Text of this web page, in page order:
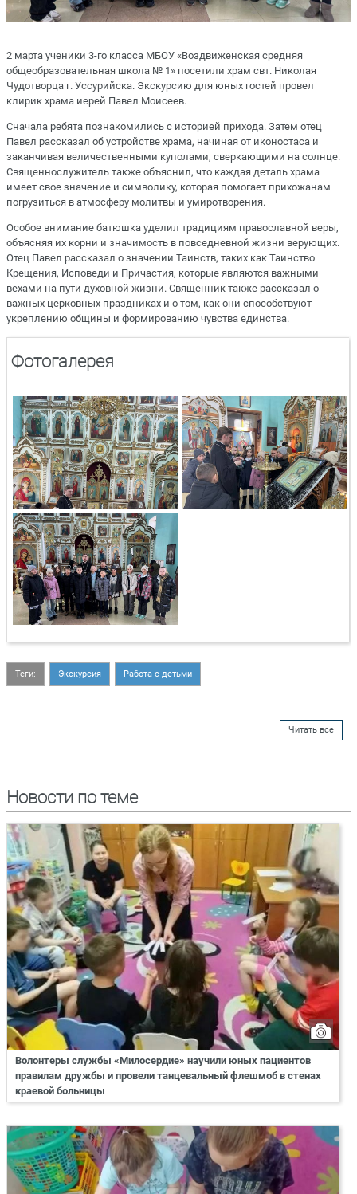
2 марта ученики 3-го класса МБОУ «Воздвиженская средняя
общеобразовательная школа № 1» посетили храм свт. Николая
Чудотворца г. Уссурийска. Экскурсию для юных гостей провел
клирик храма иерей Павел Моисеев.
Сначала ребята познакомились с историей прихода. Затем отец
Павел рассказал об устройстве храма, начиная от иконостаса и
заканчивая величественными куполами, сверкающими на солнце.
Священнослужитель также объяснил, что каждая деталь храма
имеет свое значение и символику, которая помогает прихожанам
погрузиться в атмосферу молитвы и умиротворения.
Особое внимание батюшка уделил традициям православной веры,
объясняя их корни и значимость в повседневной жизни верующих.
Отец Павел рассказал о значении Таинств, таких как Таинство
Крещения, Исповеди и Причастия, которые являются важными
вехами на пути духовной жизни. Священник также рассказал о
важных церковных праздниках и о том, как они способствуют
укреплению общины и формированию чувства единства.
Фотогалерея
Теги: Экскурсия Работа с детьми
Читать все
Новости по теме
Волонтеры службы «Милосердие» научили юных пациентов
правилам дружбы и провели танцевальный флешмоб в стенах
краевой больницы